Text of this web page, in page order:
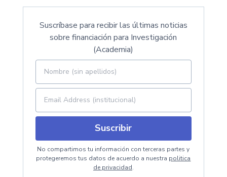
Suscríbase para recibir las últimas noticias
sobre financiación para Investigación
(Academia)
Suscribir
No compartimos tu información con terceras partes y
protegeremos tus datos de acuerdo a nuestra politica
de privacidad.